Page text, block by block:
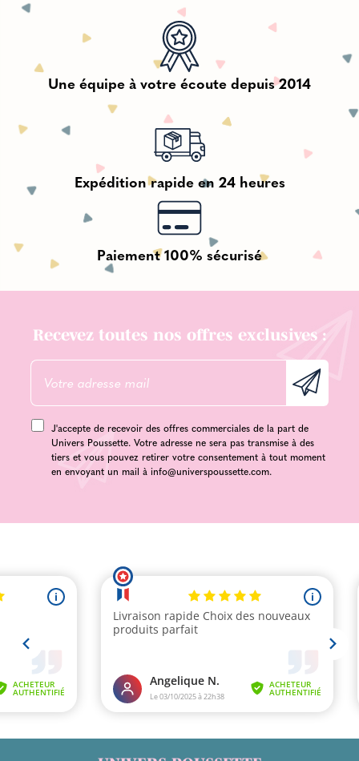
Une équipe à votre écoute depuis 2014
Expédition rapide en 24 heures
Paiement 100% sécurisé
Recevez toutes nos offres exclusives :
J'accepte de recevoir des offres commerciales de la part de
Univers Poussette. Votre adresse ne sera pas transmise à des
tiers et vous pouvez retirer votre consentement à tout moment
en envoyant un mail à info@universpoussette.com.